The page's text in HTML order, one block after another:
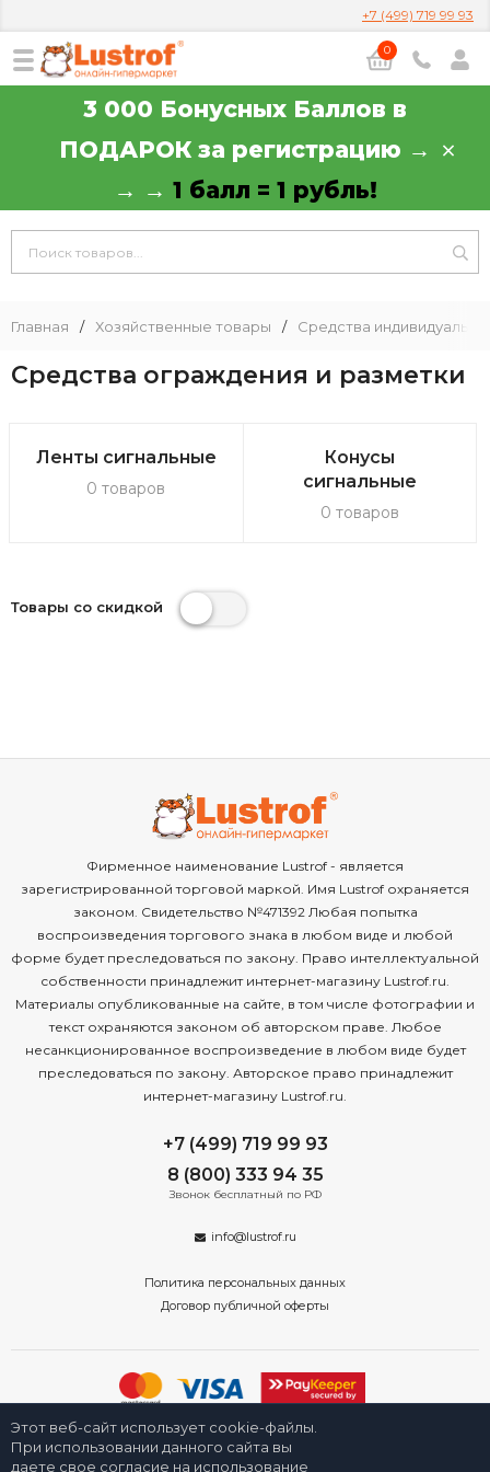
+7 (499) 719 99 93
0
3 000 Бонусных Баллов в
ПОДАРОК за регистрацию →
→ → 1 балл = 1 рубль!
Главная / Хозяйственные товары / Средства
Средства ограждения и разметки
Ленты сигнальные
0 товаров
Конусы
сигнальные
0 товаров
Товары со скидкой
Фирменное наименование Lustrof - является
зарегистрированной торговой маркой. Имя Lustrof охраняется
законом. Свидетельство №471392 Любая попытка
воспроизведения торгового знака в любом виде и любой
форме будет преследоваться по закону. Право интеллектуальной
собственности принадлежит интернет-магазину Lustrof.ru.
Материалы опубликованные на сайте, в том числе фотографии и
текст охраняются законом об авторском праве. Любое
несанкционированное воспроизведение в любом виде будет
преследоваться по закону. Авторское право принадлежит
интернет-магазину Lustrof.ru.
+7 (499) 719 99 93
8 (800) 333 94 35
Звонок бесплатный по РФ
info@lustrof.ru
Политика персональных данных
Договор публичной оферты
2008-2026 © Интернет-магазин «Люстроф» в Екатеринбурге - приборы
освещения для дома и улицы. Все права защищены.
Этот веб-сайт использует cookie-файлы.
При использовании данного сайта вы
даете свое согласие на использование